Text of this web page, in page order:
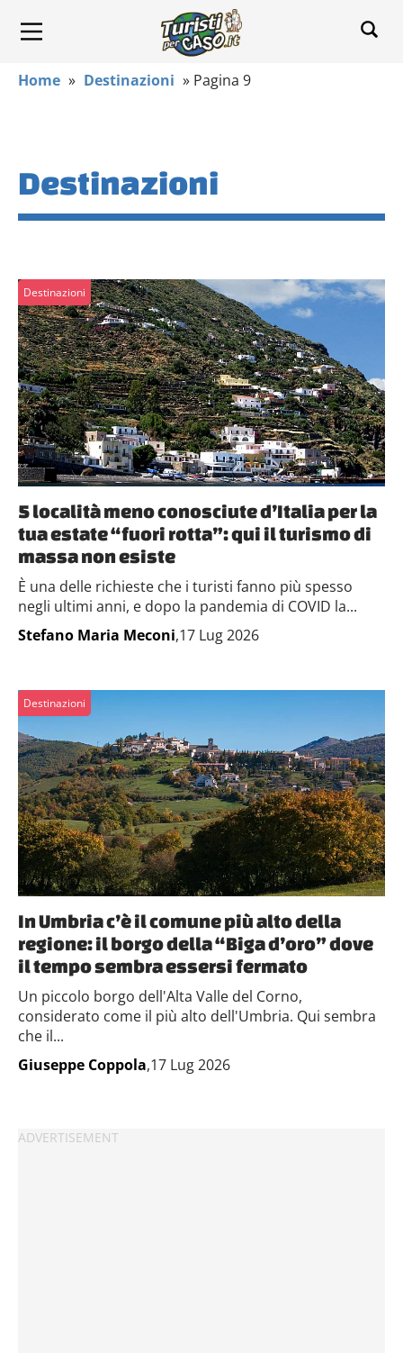
Home » Destinazioni » Pagina 9
Destinazioni
Destinazioni
5 località meno conosciute d’Italia per la
tua estate “fuori rotta”: qui il turismo di
massa non esiste
È una delle richieste che i turisti fanno più spesso
negli ultimi anni, e dopo la pandemia di COVID la...
Stefano Maria Meconi,17 Lug 2026
Destinazioni
In Umbria c’è il comune più alto della
regione: il borgo della “Biga d’oro” dove
il tempo sembra essersi fermato
Un piccolo borgo dell'Alta Valle del Corno,
considerato come il più alto dell'Umbria. Qui sembra
che il...
Giuseppe Coppola,17 Lug 2026